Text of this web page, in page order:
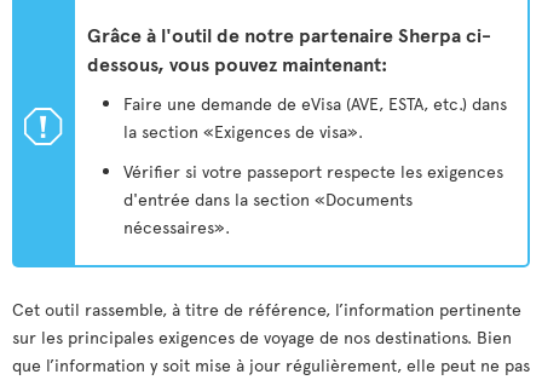
ü
Grâce à l'outil de notre partenaire Sherpa ci-
dessous, vous pouvez maintenant:
Faire une demande de eVisa (AVE, ESTA, etc.) dans
la section «Exigences de visa».
Vérifier si votre passeport respecte les exigences
d'entrée dans la section «Documents
nécessaires».
Cet outil rassemble, à titre de référence, l’information pertinente
sur les principales exigences de voyage de nos destinations. Bien
que l’information y soit mise à jour régulièrement, elle peut ne pas